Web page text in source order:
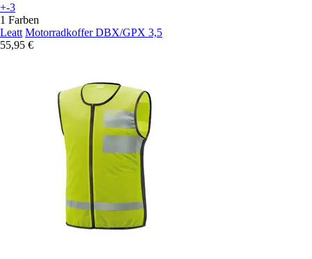
+-3
1 Farben
Leatt Motorradkoffer DBX/GPX 3,5
55,95 €